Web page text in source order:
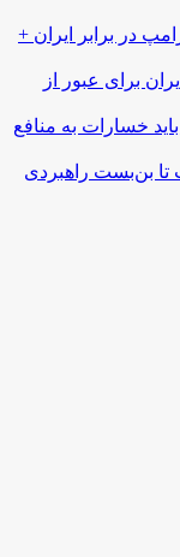
در برابر ایران +
برای عبور از
خسارات به منافع
تا بن‌بست راهبردی